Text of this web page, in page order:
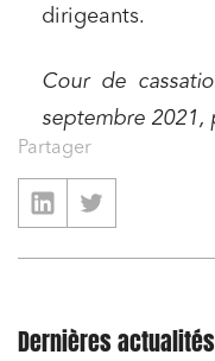
dirigeants.
Cour de
septembre 2021,
Partager
Dernières actualités